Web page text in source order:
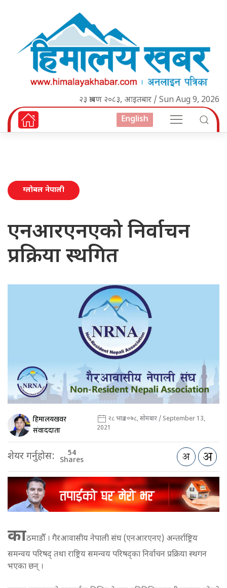
२३ श्रावण २०८३, आइतबार / Sun Aug 9, 2026
English
ग्लोबल नेपाली
एनआरएनएको निर्वाचन
प्रक्रिया स्थगित
हिमालयखवर
संवाददाता
२८ भाद्र २०७८, सोमबार / September 13,
2021
शेयर गर्नुहोस: 54
Shares
काठमाडौँ । गैरआवासीय नेपाली संघ (एनआरएनए) अन्तर्राष्ट्रिय
समन्वय परिषद् तथा राष्ट्रिय समन्वय परिषद्का निर्वाचन प्रक्रिया स्थगन
भएका छन् ।